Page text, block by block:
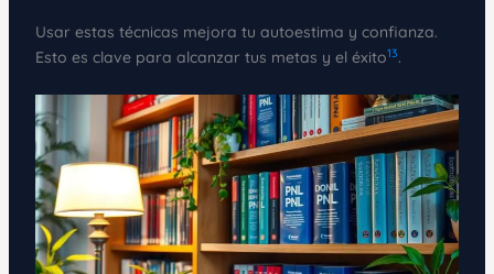
Usar estas técnicas mejora tu autoestima y confianza.
Esto es clave para alcanzar tus metas y el éxito13.